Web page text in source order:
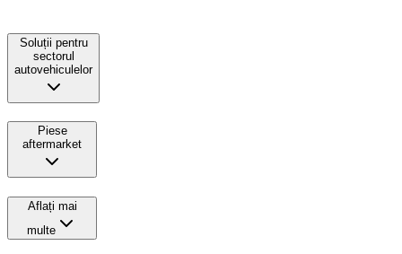
Soluții pentru
sectorul
autovehiculelor
Piese
aftermarket
Aflați mai
multe